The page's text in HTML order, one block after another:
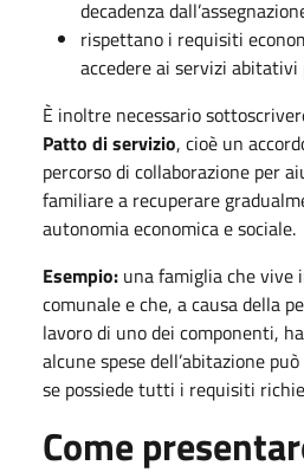
decadenza
rispettano i requisiti
accedere ai servizi abitativi
È inoltre necessario
Patto di servizio, cioè un
percorso di collaborazione per
familiare a recuperare
autonomia economica e sociale.
Esempio: una famiglia che vive
comunale e che, a causa della
lavoro di uno dei componenti,
alcune spese dell’abitazione
se possiede tutti i requisiti
Come